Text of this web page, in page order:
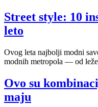
Street style: 10
leto
Ovog leta najbolji modni
modnih metropola — od
Ovo su
maju